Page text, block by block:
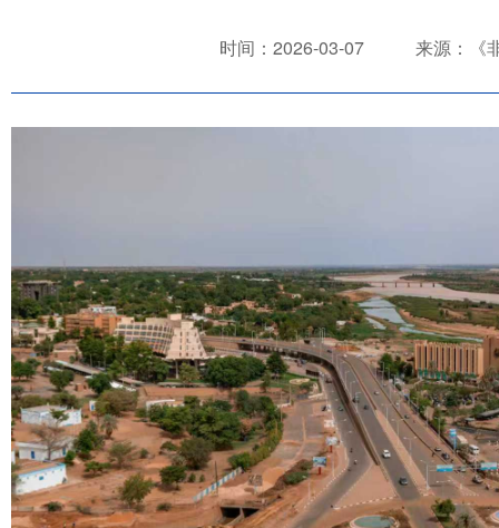
时间：2026-03-07 来源：《